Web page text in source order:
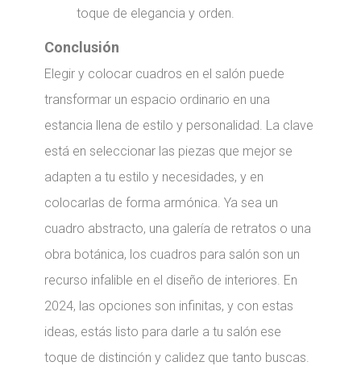
toque de elegancia y orden.
Conclusión
Elegir y colocar cuadros en el salón puede
transformar un espacio ordinario en una
estancia llena de estilo y personalidad. La clave
está en seleccionar las piezas que mejor se
adapten a tu estilo y necesidades, y en
colocarlas de forma armónica. Ya sea un
cuadro abstracto, una galería de retratos o una
obra botánica, los cuadros para salón son un
recurso infalible en el diseño de interiores. En
2024, las opciones son infinitas, y con estas
ideas, estás listo para darle a tu salón ese
toque de distinción y calidez que tanto buscas.